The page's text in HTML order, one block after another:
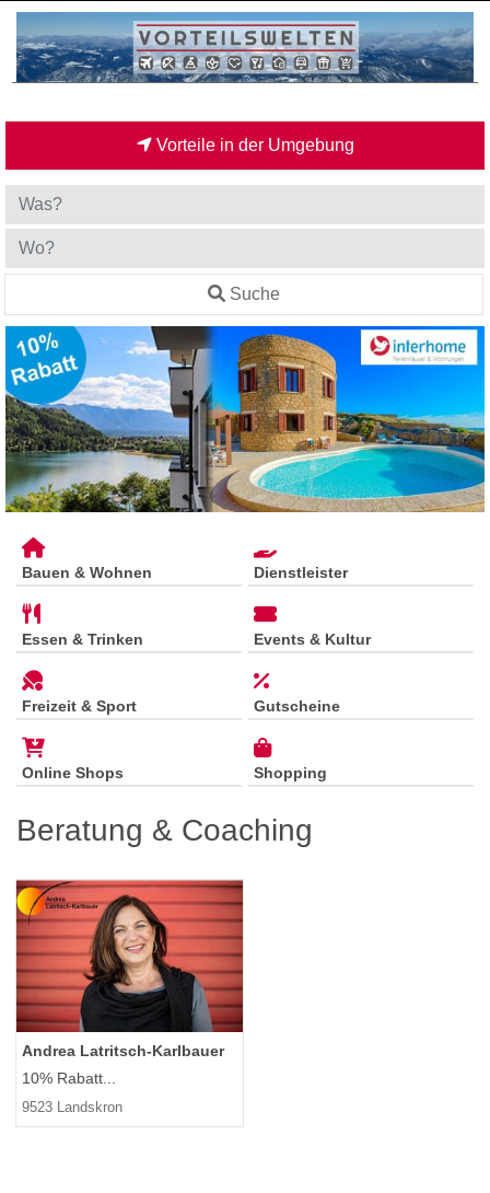
Vorteile in der Umgebung
Suche
Bauen & Wohnen Dienstleister
Essen & Trinken Events & Kultur
Freizeit & Sport Gutscheine
Online Shops Shopping
Beratung & Coaching
Andrea Latritsch-Karlbauer
10% Rabatt...
9523 Landskron